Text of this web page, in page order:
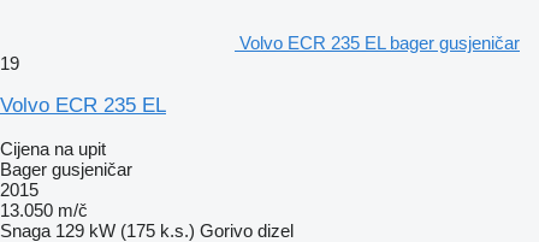
Volvo ECR 235 EL bager gusjeničar
19
Volvo ECR 235 EL
Cijena na upit
Bager gusjeničar
2015
13.050 m/č
Snaga 129 kW (175 k.s.) Gorivo dizel